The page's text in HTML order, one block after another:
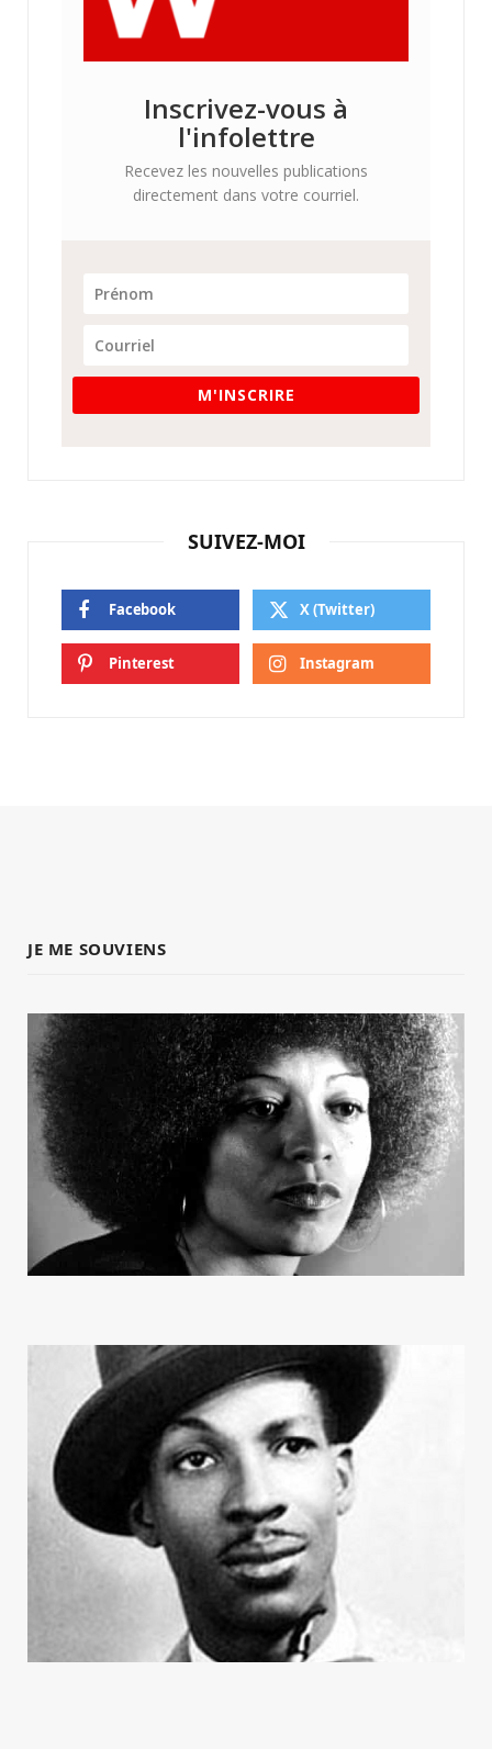
Inscrivez-vous à
l'infolettre
Recevez les nouvelles publications
directement dans votre courriel.
M'INSCRIRE
SUIVEZ-MOI
Facebook X (Twitter)
Pinterest Instagram
JE ME SOUVIENS